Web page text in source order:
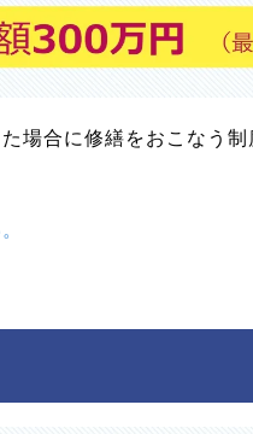
場合に修繕をおこなう